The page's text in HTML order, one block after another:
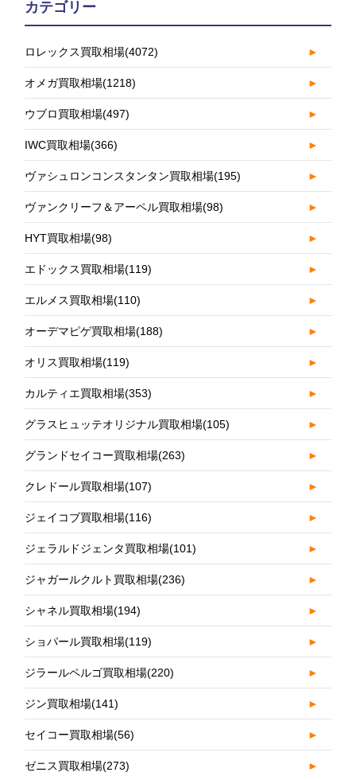
カテゴリー
ロレックス買取相場(4072) ►
オメガ買取相場(1218) ►
ウブロ買取相場(497) ►
IWC買取相場(366) ►
ヴァシュロンコンスタンタン買取相場(195) ►
ヴァンクリーフ＆アーペル買取相場(98) ►
HYT買取相場(98) ►
エドックス買取相場(119) ►
エルメス買取相場(110) ►
オーデマピゲ買取相場(188) ►
オリス買取相場(119) ►
カルティエ買取相場(353) ►
グラスヒュッテオリジナル買取相場(105) ►
グランドセイコー買取相場(263) ►
クレドール買取相場(107) ►
ジェイコブ買取相場(116) ►
ジェラルドジェンタ買取相場(101) ►
ジャガールクルト買取相場(236) ►
シャネル買取相場(194) ►
ショパール買取相場(119) ►
ジラールペルゴ買取相場(220) ►
ジン買取相場(141) ►
セイコー買取相場(56) ►
ゼニス買取相場(273) ►